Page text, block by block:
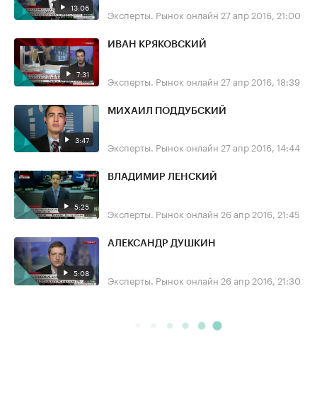
13:06 Эксперты. Рынок онлайн 27 апр 2016, 21:00
7:31
ИВАН КРЯКОВСКИЙ
Эксперты. Рынок онлайн 27 апр 2016, 18:39
3:47
МИХАИЛ ПОДДУБСКИЙ
Эксперты. Рынок онлайн 27 апр 2016, 14:44
5:25
ВЛАДИМИР ЛЕНСКИЙ
Эксперты. Рынок онлайн 26 апр 2016, 21:45
5:08
АЛЕКСАНДР ДУШКИН
Эксперты. Рынок онлайн 26 апр 2016, 21:30